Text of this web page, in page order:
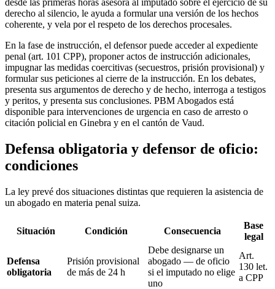
desde las primeras horas asesora al imputado sobre el ejercicio de su
derecho al silencio, le ayuda a formular una versión de los hechos
coherente, y vela por el respeto de los derechos procesales.
En la fase de instrucción, el defensor puede acceder al expediente
penal (art. 101 CPP), proponer actos de instrucción adicionales,
impugnar las medidas coercitivas (secuestros, prisión provisional) y
formular sus peticiones al cierre de la instrucción. En los debates,
presenta sus argumentos de derecho y de hecho, interroga a testigos
y peritos, y presenta sus conclusiones. PBM Abogados está
disponible para intervenciones de urgencia en caso de arresto o
citación policial en Ginebra y en el cantón de Vaud.
Defensa obligatoria y defensor de oficio:
condiciones
La ley prevé dos situaciones distintas que requieren la asistencia de
un abogado en materia penal suiza.
Situación Condición Consecuencia
Base
legal
Defensa
obligatoria
Prisión provisional
de más de 24 h
Debe designarse un
abogado — de oficio
si el imputado no elige
uno
Art.
130 let.
a CPP